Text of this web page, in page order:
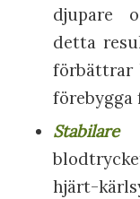
djupare
detta
förbättrar
förebygga
Stabilare
hjärt-